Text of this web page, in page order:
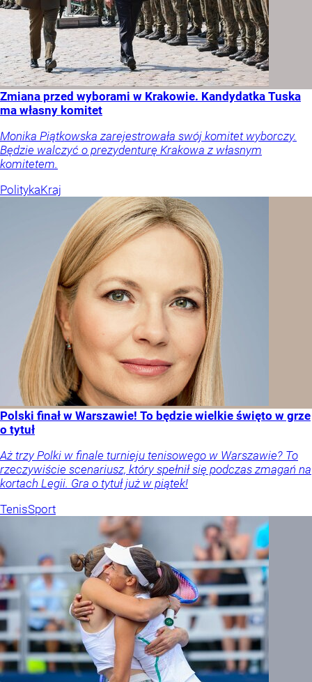
Zmiana przed wyborami w Krakowie. Kandydatka Tuska
ma własny komitet
Monika Piątkowska zarejestrowała swój komitet wyborczy.
Będzie walczyć o prezydenturę Krakowa z własnym
komitetem.
PolitykaKraj
Polski finał w Warszawie! To będzie wielkie święto w grze
o tytuł
Aż trzy Polki w finale turnieju tenisowego w Warszawie? To
rzeczywiście scenariusz, który spełnił się podczas zmagań na
kortach Legii. Gra o tytuł już w piątek!
TenisSport